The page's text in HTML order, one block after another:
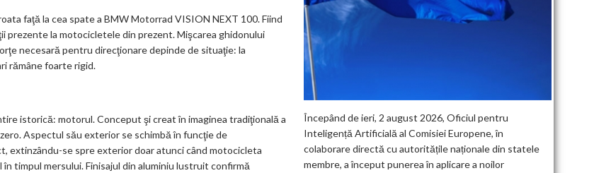
faţă la cea spate a BMW Motorrad VISION NEXT 100. Fiind
la motocicletele din prezent. Mişcarea ghidonului
necesară pentru direcţionare depinde de situaţie: la
rămâne foarte rigid.
istorică: motorul. Conceput şi creat în imaginea tradiţională a
Aspectul său exterior se schimbă în funcţie de
extinzându-se spre exterior doar atunci când motocicleta
timpul mersului. Finisajul din aluminiu lustruit confirmă
Începând de ieri, 2 august 2026, Oficiul pentru
Inteligență Artificială al Comisiei Europene, în
colaborare directă cu autoritățile naționale din statele
membre, a început punerea în aplicare a noilor